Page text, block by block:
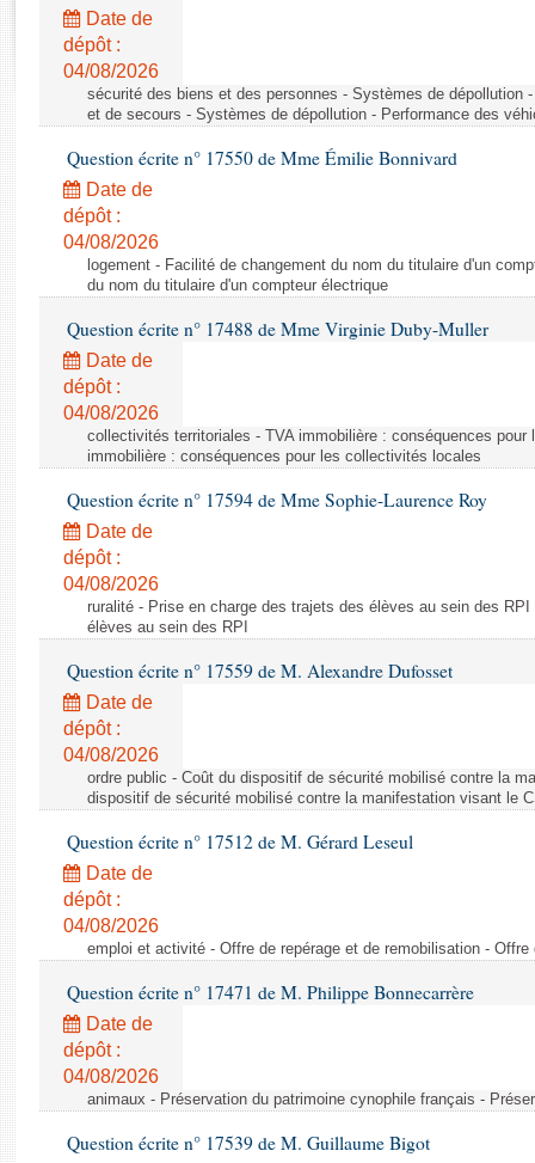
Rapports législatifs
Rapports sur l'application des lois
Baromètre de l’application des lois
Dossiers législatifs
Budget et sécurité sociale
Questions écrites et orales
Comptes rendus des débats
Date de
dépôt :
04/08/2026
sécurité des biens et des personnes - Systèmes de dépollution
et de secours - Systèmes de dépollution - Performance des
Question écrite n° 17550 de Mme Émilie Bonnivard
Date de
dépôt :
04/08/2026
logement - Facilité de changement du nom du titulaire d'un
du nom du titulaire d'un compteur électrique
Question écrite n° 17488 de Mme Virginie Duby-Muller
Date de
dépôt :
04/08/2026
collectivités territoriales - TVA immobilière : conséquences
immobilière : conséquences pour les collectivités locales
Question écrite n° 17594 de Mme Sophie-Laurence Roy
Date de
dépôt :
04/08/2026
ruralité - Prise en charge des trajets des élèves au sein des
élèves au sein des RPI
Question écrite n° 17559 de M. Alexandre Dufosset
Date de
dépôt :
04/08/2026
ordre public - Coût du dispositif de sécurité mobilisé contre la
dispositif de sécurité mobilisé contre la manifestation visant le
Question écrite n° 17512 de M. Gérard Leseul
Date de
dépôt :
04/08/2026
emploi et activité - Offre de repérage et de remobilisation -
Question écrite n° 17471 de M. Philippe Bonnecarrère
Date de
dépôt :
04/08/2026
animaux - Préservation du patrimoine cynophile français -
Question écrite n° 17539 de M. Guillaume Bigot